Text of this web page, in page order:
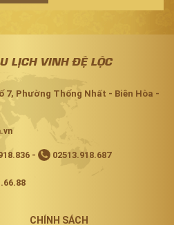
LỊCH VINH ĐỆ LỘC
7, Phường Thống Nhất - Biên Hòa -
- 02513.918.687
CHÍNH SÁCH